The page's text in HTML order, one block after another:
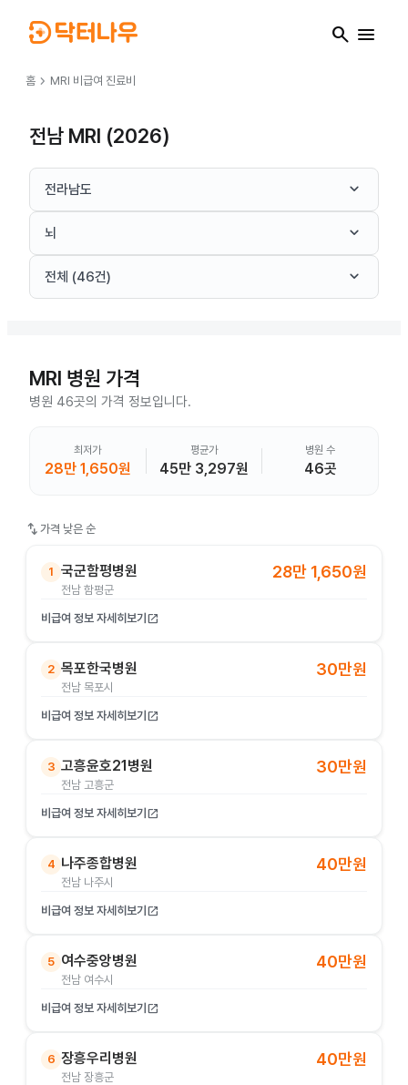
search menu
홈 chevron_right MRI 비급여 진료비
전남 MRI (2026)
전라남도 keyboard_arrow_down
뇌 keyboard_arrow_down
전체 (46건) keyboard_arrow_down
MRI 병원 가격
병원 46곳의 가격 정보입니다.
최저가
28만 1,650원
평균가
45만 3,297원
병원 수
46곳
swap_vert 가격 낮은 순
1 국군함평병원
전남 함평군
28만 1,650원
비급여 정보 자세히보기 open_in_new
2 목포한국병원
전남 목포시
30만원
비급여 정보 자세히보기 open_in_new
3 고흥윤호21병원
전남 고흥군
30만원
비급여 정보 자세히보기 open_in_new
4 나주종합병원
전남 나주시
40만원
비급여 정보 자세히보기 open_in_new
5 여수중앙병원
전남 여수시
40만원
비급여 정보 자세히보기 open_in_new
6 장흥우리병원
전남 장흥군
40만원